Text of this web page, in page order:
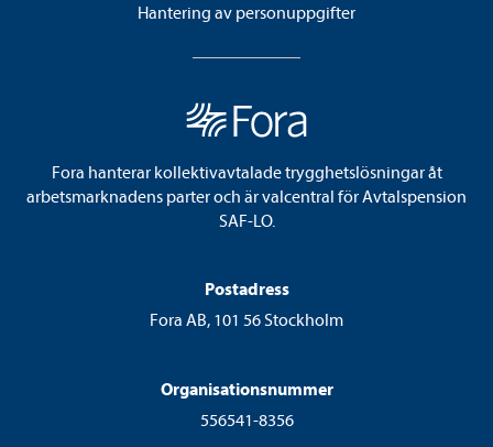
Hantering av personuppgifter
Fora hanterar kollektivavtalade trygghetslösningar åt
arbetsmarknadens parter och är valcentral för Avtalspension
SAF-LO.
Postadress
Fora AB, 101 56 Stockholm
Organisationsnummer
556541-8356